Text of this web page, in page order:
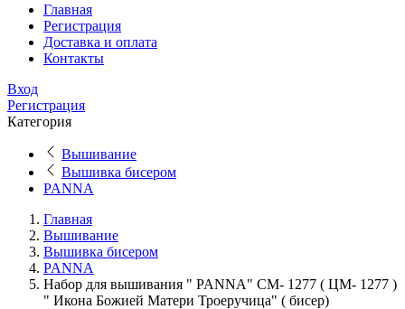
Главная
Регистрация
Доставка и оплата
Контакты
Вход
Регистрация
Категория
Вышивание
Вышивка бисером
PANNA
Главная
Вышивание
Вышивка бисером
PANNA
Набор для вышивания " PANNA" CM- 1277 ( ЦМ- 1277 )
" Икона Божией Матери Троеручица" ( бисер)